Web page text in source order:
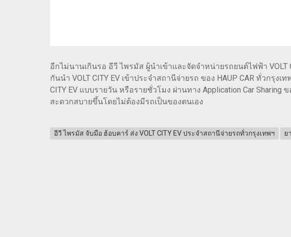
อีกไม่นานเกินรอ อีวี ไพรมัส ผู้นำเข้าและจัดจำหน่ายรถยนต์ไฟฟ้า VOLT
กันนำ VOLT CITY EV เข้าประจำสถานีจ่ายรถ ของ HAUP CAR ทั่วก
CITY EV แบบรายวัน หรือรายชั่วโมง ผ่านทาง Application Car
สะดวกสบายขึ้นโดยไม่ต้องมีรถเป็นของตนเอง
อีวี ไพรมัส จับมือ ฮ้อบคาร์ ส่ง VOLT CITY EV ประจำสถานีจ่ายรถทั่วกรุงเทพฯ ย